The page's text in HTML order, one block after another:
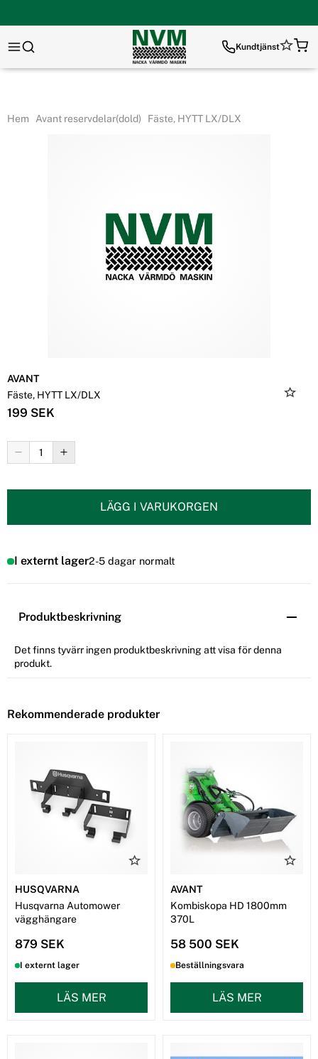
Kundtjänst
Hem Avant reservdelar(dold) Fäste, HYTT LX/DLX
AVANT
Fäste, HYTT LX/DLX
199 SEK
LÄGG I VARUKORGEN
I externt lager2-5 dagar normalt
Produktbeskrivning
Det finns tyvärr ingen produktbeskrivning att visa för denna
produkt.
Rekommenderade produkter
HUSQVARNA
Husqvarna Automower
vägghängare
879 SEK
I externt lager
LÄS MER
AVANT
Kombiskopa HD 1800mm
370L
58 500 SEK
Beställningsvara
LÄS MER